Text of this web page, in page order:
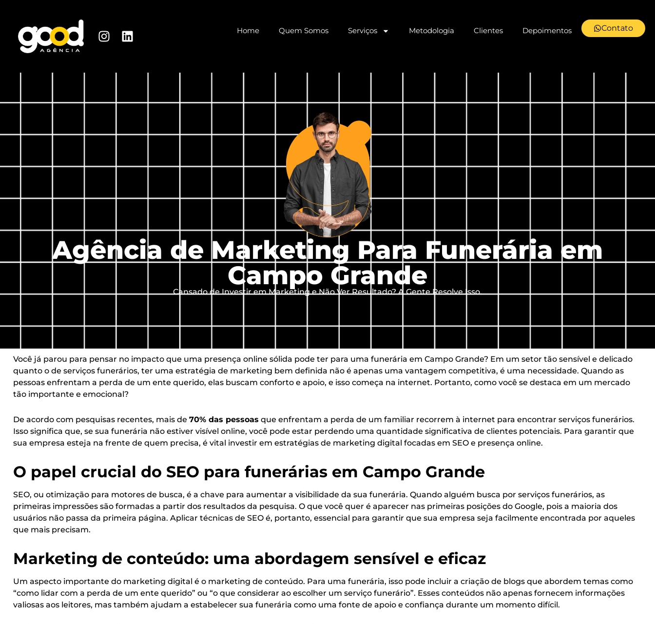
Home Quem Somos Serviços Metodologia Clientes Depoimentos Contato
Agência de Marketing Para Funerária em
Campo Grande
Cansado de Investir em Marketing e Não Ver Resultado? A Gente Resolve Isso.
Você já parou para pensar no impacto que uma presença online sólida pode ter para uma funerária em Campo Grande? Em um setor tão sensível e delicado
quanto o de serviços funerários, ter uma estratégia de marketing bem definida não é apenas uma vantagem competitiva, é uma necessidade. Quando as
pessoas enfrentam a perda de um ente querido, elas buscam conforto e apoio, e isso começa na internet. Portanto, como você se destaca em um mercado
tão importante e emocional?
De acordo com pesquisas recentes, mais de 70% das pessoas que enfrentam a perda de um familiar recorrem à internet para encontrar serviços funerários.
Isso significa que, se sua funerária não estiver visível online, você pode estar perdendo uma quantidade significativa de clientes potenciais. Para garantir que
sua empresa esteja na frente de quem precisa, é vital investir em estratégias de marketing digital focadas em SEO e presença online.
O papel crucial do SEO para funerárias em Campo Grande
SEO, ou otimização para motores de busca, é a chave para aumentar a visibilidade da sua funerária. Quando alguém busca por serviços funerários, as
primeiras impressões são formadas a partir dos resultados da pesquisa. O que você quer é aparecer nas primeiras posições do Google, pois a maioria dos
usuários não passa da primeira página. Aplicar técnicas de SEO é, portanto, essencial para garantir que sua empresa seja facilmente encontrada por aqueles
que mais precisam.
Marketing de conteúdo: uma abordagem sensível e eficaz
Um aspecto importante do marketing digital é o marketing de conteúdo. Para uma funerária, isso pode incluir a criação de blogs que abordem temas como
“como lidar com a perda de um ente querido” ou “o que considerar ao escolher um serviço funerário”. Esses conteúdos não apenas fornecem informações
valiosas aos leitores, mas também ajudam a estabelecer sua funerária como uma fonte de apoio e confiança durante um momento difícil.